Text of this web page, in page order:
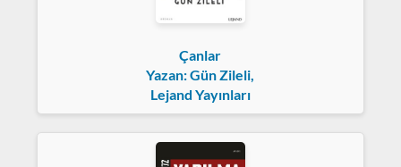
Çanlar
Yazan: Gün Zileli,
Lejand Yayınları